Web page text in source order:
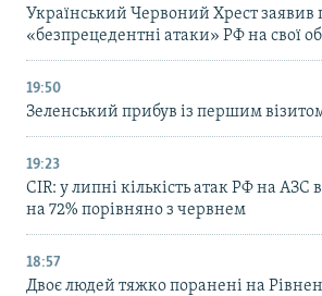
Український Червоний Хрест заявив
«безпрецедентні атаки» РФ на свої
19:50
Зеленський прибув із першим
19:23
CIR: у липні кількість атак РФ на АЗС
на 72% порівняно з червнем
18:57
Двоє людей тяжко поранені на